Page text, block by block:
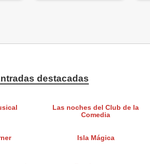
destacadas
Las noches del Club de la
Comedia
Isla Mágica